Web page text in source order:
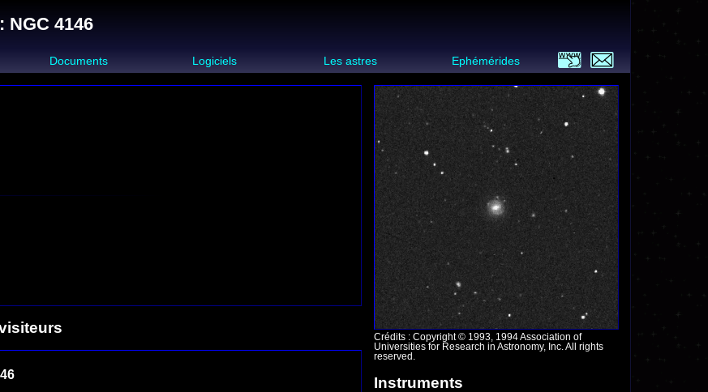
NGC 4146
Documents Logiciels Les astres Ephémérides
Crédits : Copyright © 1993, 1994 Association of
Universities for Research in Astronomy, Inc. All rights
reserved.
Instruments